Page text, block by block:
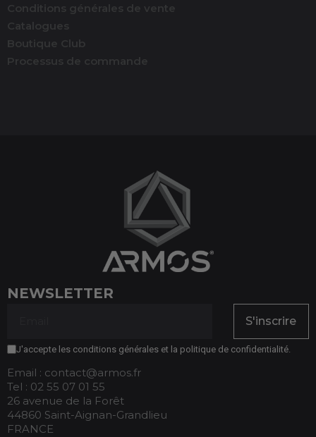
Conditions générales de vente
Catalogues
Boutique Club
Processus de commande
NEWSLETTER
S'inscrire
J'accepte les conditions générales et la politique de confidentialité.
Email : contact@armos.fr
Tel : 02 55 07 01 55
26 avenue de la Forêt
44860 Saint-Aignan-Grandlieu
FRANCE